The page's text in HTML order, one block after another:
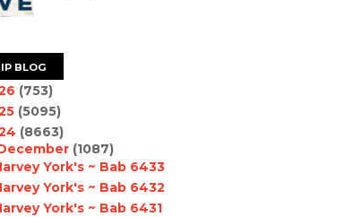
BLOG
(753)
(5095)
(8663)
(1087)
York's ~ Bab 6433
York's ~ Bab 6432
York's ~ Bab 6431